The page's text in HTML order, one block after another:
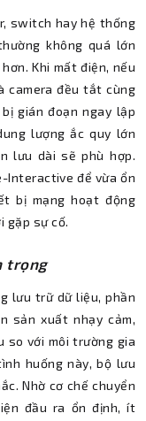
switch hay hệ thống
không quá lớn
Khi mất điện, nếu
camera đều tắt cùng
gián đoạn ngay lập
lượng ắc quy lớn
lưu dài sẽ phù hợp.
Interactive để vừa ổn
bị mạng hoạt động
gặp sự cố.
trọng
lưu trữ dữ liệu, phần
sản xuất nhạy cảm,
so với môi trường gia
huống này, bộ lưu
Nhờ cơ chế chuyển
đầu ra ổn định, ít